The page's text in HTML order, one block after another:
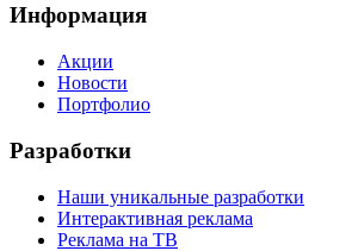
Информация
Акции
Новости
Портфолио
Разработки
Наши уникальные разработки
Интерактивная реклама
Реклама на ТВ